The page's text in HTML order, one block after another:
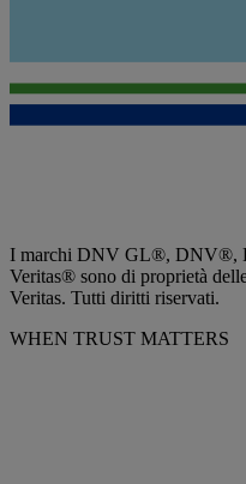
I marchi DNV GL®, DNV®,
Veritas® sono di proprietà
Veritas. Tutti diritti riservati.
WHEN TRUST MATTERS